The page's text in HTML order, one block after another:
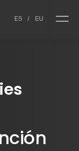
ES / EU